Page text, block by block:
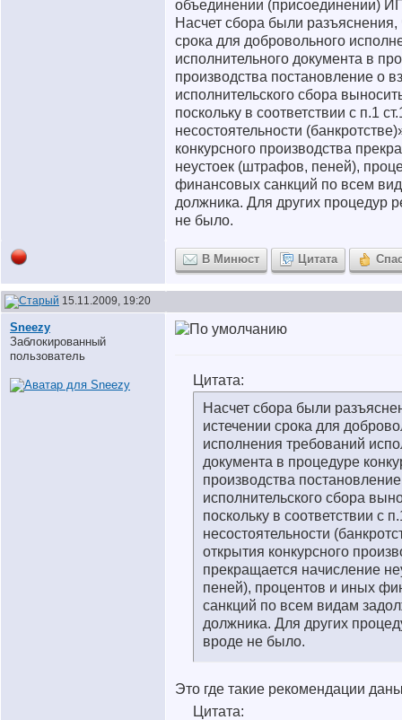
объединении (присоединении)
Насчет сбора были разъяснения,
срока для добровольного
исполнительного документа в
производства постановление о
исполнительского сбора
поскольку в соответствии с п.1
несостоятельности
конкурсного производства
неустоек (штрафов, пеней),
финансовых санкций по всем
должника. Для других процедур
не было.
В Минюст Цитата
15.11.2009, 19:20
Sneezy
Заблокированный
пользователь
Цитата:
Насчет сбора были
истечении срока для
исполнения требований
документа в процедуре
производства
исполнительского сбора
поскольку в соответствии с
несостоятельности
открытия конкурсного
прекращается начисление
пеней), процентов и иных
санкций по всем видам
должника. Для других
вроде не было.
Это где такие рекомендации
Цитата: